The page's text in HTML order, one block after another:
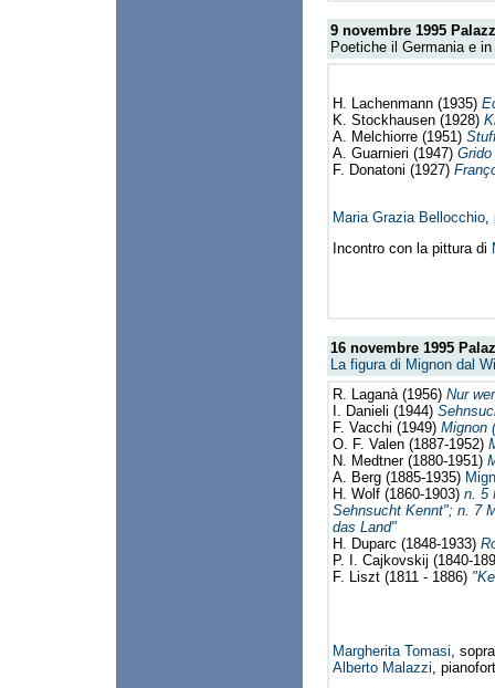
9 novembre 1995
Poetiche il Germania e
H. Lachenmann (1935)
K. Stockhausen (1928)
A. Melchiorre (1951)
A. Guarnieri (1947)
F. Donatoni (1927)
Maria Grazia Bellocchio
Incontro con la pittura di
16 novembre 1995
La figura di Mignon dal
R. Laganà (1956) Nur
I. Danieli (1944)
F. Vacchi (1949) Mignon
O. F. Valen (1887-1952)
N. Medtner (1880-1951)
A. Berg (1885-1935)
H. Wolf (1860-1903) n. 5
Sehnsucht Kennt"; n. 7
das Land"
H. Duparc (1848-1933)
P. I. Cajkovskij (1840-
F. Liszt (1811 - 1886)
Margherita Tomasi ,
Alberto Malazzi ,